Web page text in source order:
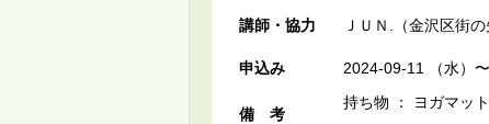
講師・協力 ＪＵＮ.（金沢区街の
申込み 2024-09-11 （水）
備考
持ち物 ： ヨガマッ